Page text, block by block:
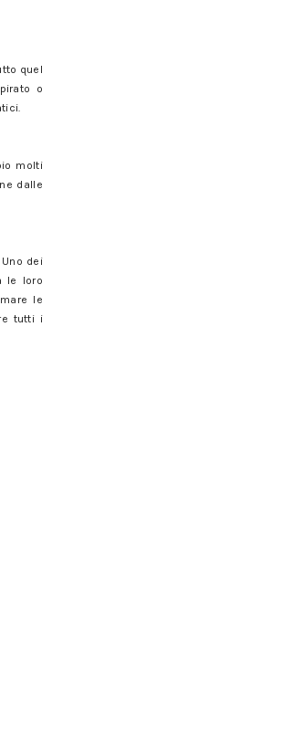
quel
o
molti
dalle
dei
le loro
le
tutti i